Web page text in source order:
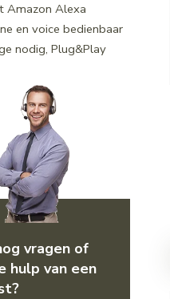
Amazon Alexa
en voice bedienbaar
nodig, Plug&Play
vragen of
hulp van een